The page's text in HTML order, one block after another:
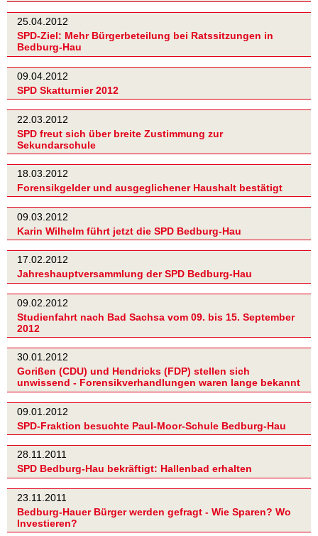
25.04.2012
SPD-Ziel: Mehr Bürgerbeteilung bei Ratssitzungen in
Bedburg-Hau
09.04.2012
SPD Skatturnier 2012
22.03.2012
SPD freut sich über breite Zustimmung zur
Sekundarschule
18.03.2012
Forensikgelder und ausgeglichener Haushalt bestätigt
09.03.2012
Karin Wilhelm führt jetzt die SPD Bedburg-Hau
17.02.2012
Jahreshauptversammlung der SPD Bedburg-Hau
09.02.2012
Studienfahrt nach Bad Sachsa vom 09. bis 15. September
2012
30.01.2012
Gorißen (CDU) und Hendricks (FDP) stellen sich
unwissend - Forensikverhandlungen waren lange bekannt
09.01.2012
SPD-Fraktion besuchte Paul-Moor-Schule Bedburg-Hau
28.11.2011
SPD Bedburg-Hau bekräftigt: Hallenbad erhalten
23.11.2011
Bedburg-Hauer Bürger werden gefragt - Wie Sparen? Wo
Investieren?